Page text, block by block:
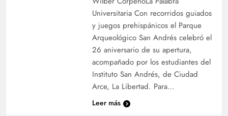
Universitaria Con recorridos guiados
y juegos prehispánicos el Parque
Arqueológico San Andrés celebró el
26 aniversario de su apertura,
acompañado por los estudiantes del
Instituto San Andrés, de Ciudad
Arce, La Libertad. Para…
Leer más